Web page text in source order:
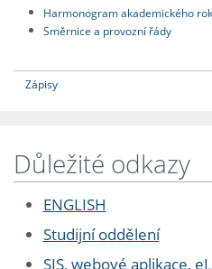
Harmonogram akademického
Směrnice a provozní řády
Zápisy
Důležité odkazy
ENGLISH
Studijní oddělení
SIS, webové aplikace,